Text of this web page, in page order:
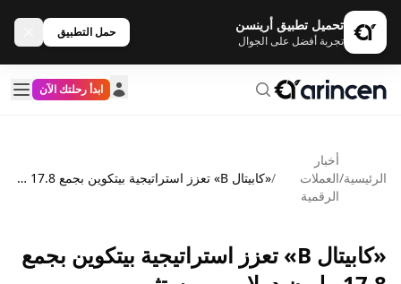
تحميل تطبيق أرينسن
تجربة أفضل على الجوال
حمل التطبيق
ابدأ رحلتك الآن
الرئيسية/
أخبار
العملات
الرقمية
/ «كابيتال B» تعزز استراتيجية بيتكوين بجمع 17.8 مليون دولار من مستثمرين استراتيجيين
«كابيتال B» تعزز استراتيجية بيتكوين بجمع